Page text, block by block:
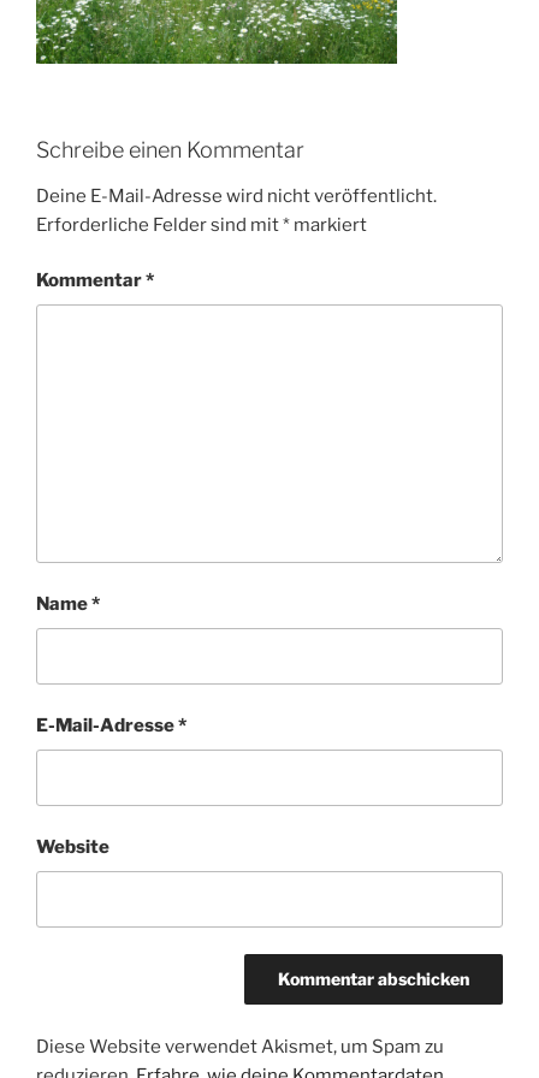
Schreibe einen Kommentar
Deine E-Mail-Adresse wird nicht veröffentlicht.
Erforderliche Felder sind mit* markiert
Kommentar*
Name*
E-Mail-Adresse*
Website
Diese Website verwendet Akismet, um Spam zu